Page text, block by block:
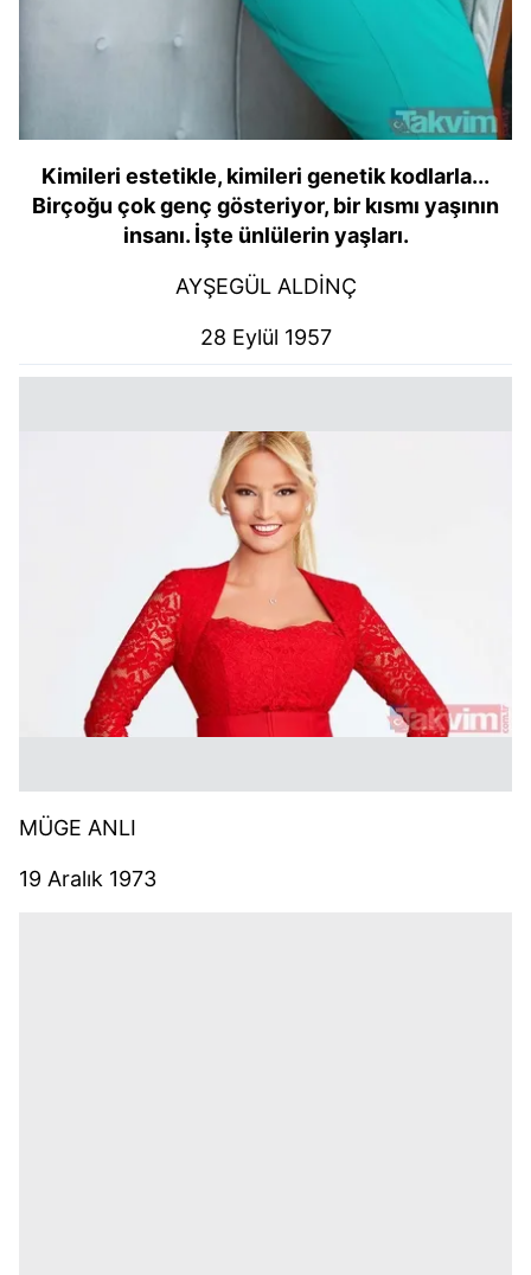
Kimileri estetikle, kimileri genetik kodlarla...
Birçoğu çok genç gösteriyor, bir kısmı yaşının
insanı. İşte ünlülerin yaşları.
AYŞEGÜL ALDİNÇ
28 Eylül 1957
MÜGE ANLI
19 Aralık 1973